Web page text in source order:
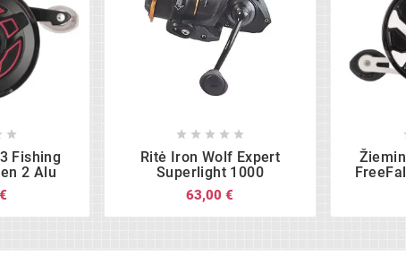

Fishing
2 Alu
    
Ritė Iron Wolf Expert
Superlight 1000
63,00 €
